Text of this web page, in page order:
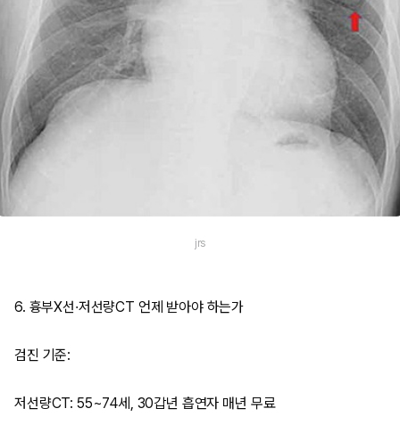
jrs
6. 흉부X선·저선량CT 언제 받아야 하는가
검진 기준:
저선량CT: 55~74세, 30갑년 흡연자 매년 무료